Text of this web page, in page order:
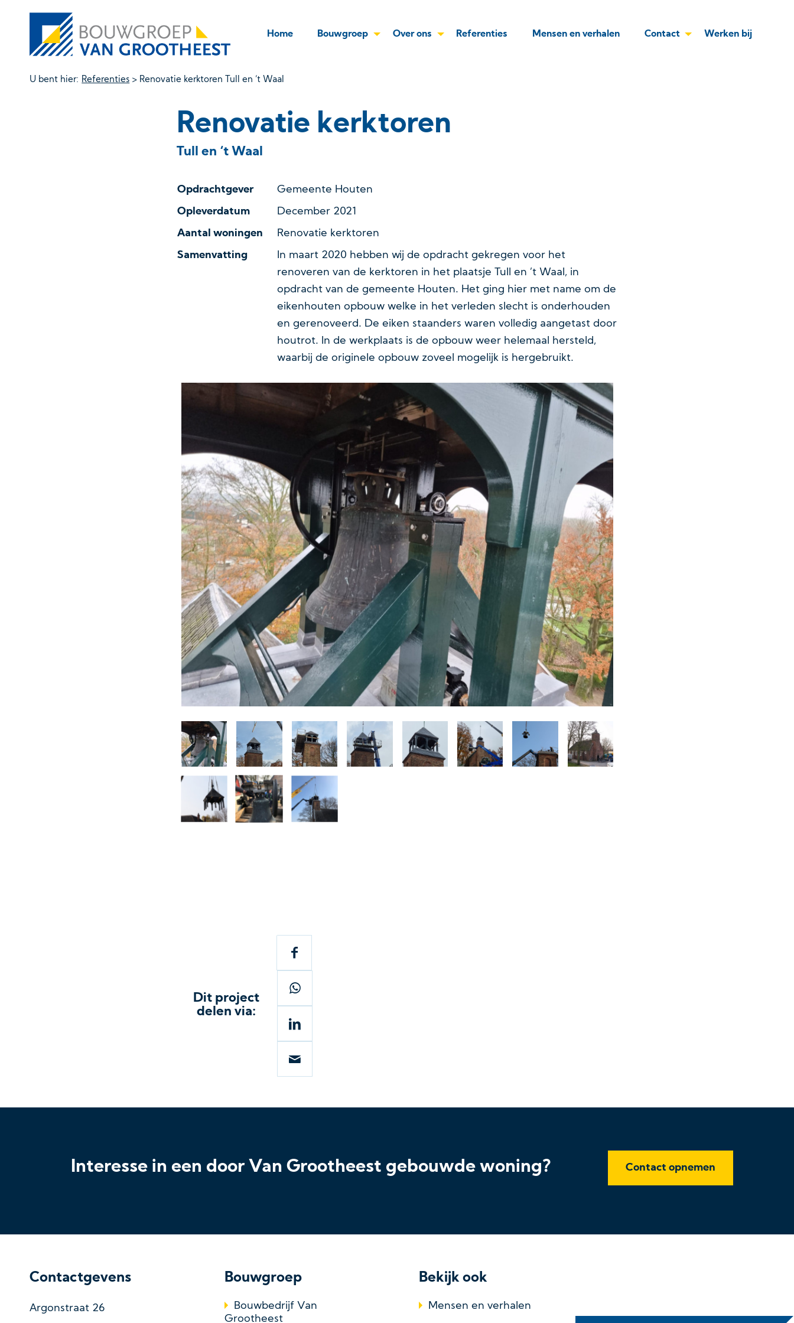
Home Bouwgroep Over ons Referenties Mensen en verhalen Contact Werken bij
U bent hier: Referenties > Renovatie kerktoren Tull en ‘t Waal
Renovatie kerktoren
Tull en ‘t Waal
Opdrachtgever
Gemeente Houten
Opleverdatum
December 2021
Aantal woningen
Renovatie kerktoren
Samenvatting
In maart 2020 hebben wij de opdracht gekregen voor het
renoveren van de kerktoren in het plaatsje Tull en ’t Waal, in
opdracht van de gemeente Houten. Het ging hier met name om de
eikenhouten opbouw welke in het verleden slecht is onderhouden
en gerenoveerd. De eiken staanders waren volledig aangetast door
houtrot. In de werkplaats is de opbouw weer helemaal hersteld,
waarbij de originele opbouw zoveel mogelijk is hergebruikt.
Dit project
delen via
Interesse in een door Van Grootheest gebouwde woning? Contact opnemen
Contactgevens
Argonstraat 26
Bouwgroep
Bouwbedrijf Van
Grootheest
Bekijk ook
Mensen en verhalen